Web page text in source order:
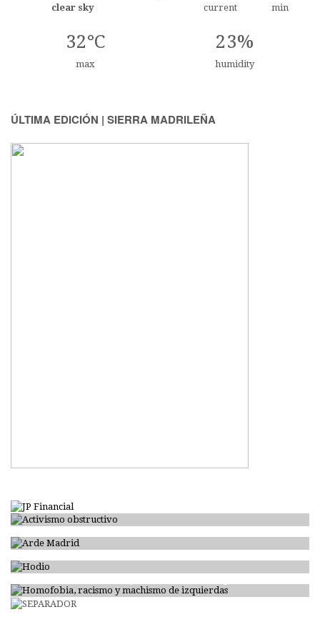
clear sky current min
32°C
max
23%
humidity
ÚLTIMA EDICIÓN | SIERRA MADRILEÑA
Activismo obstructivo